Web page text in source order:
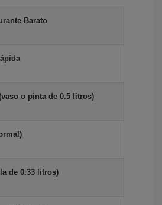
Barato
o pinta de 0.5 litros)
de 0.33 litros)